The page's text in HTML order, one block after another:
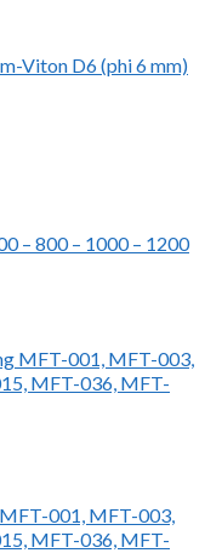
Viton D6 (phi 6 mm)
– 800 – 1000 – 1200
001, MFT-003,
MFT-036, MFT-